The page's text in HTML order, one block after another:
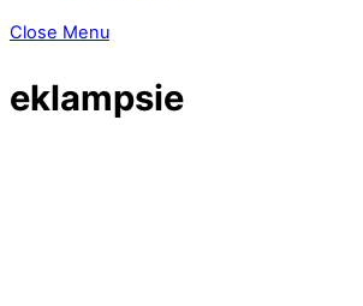
Close Menu
eklampsie